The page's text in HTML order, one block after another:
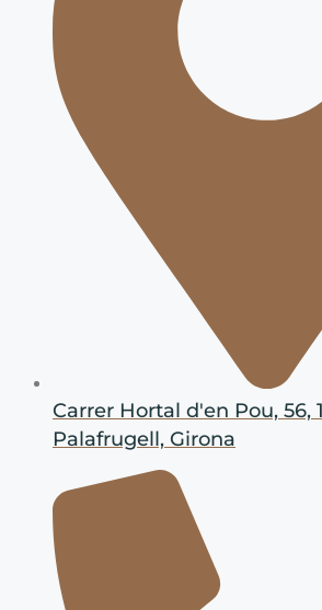
Carrer Hortal d'en Pou, 56,
Palafrugell, Girona